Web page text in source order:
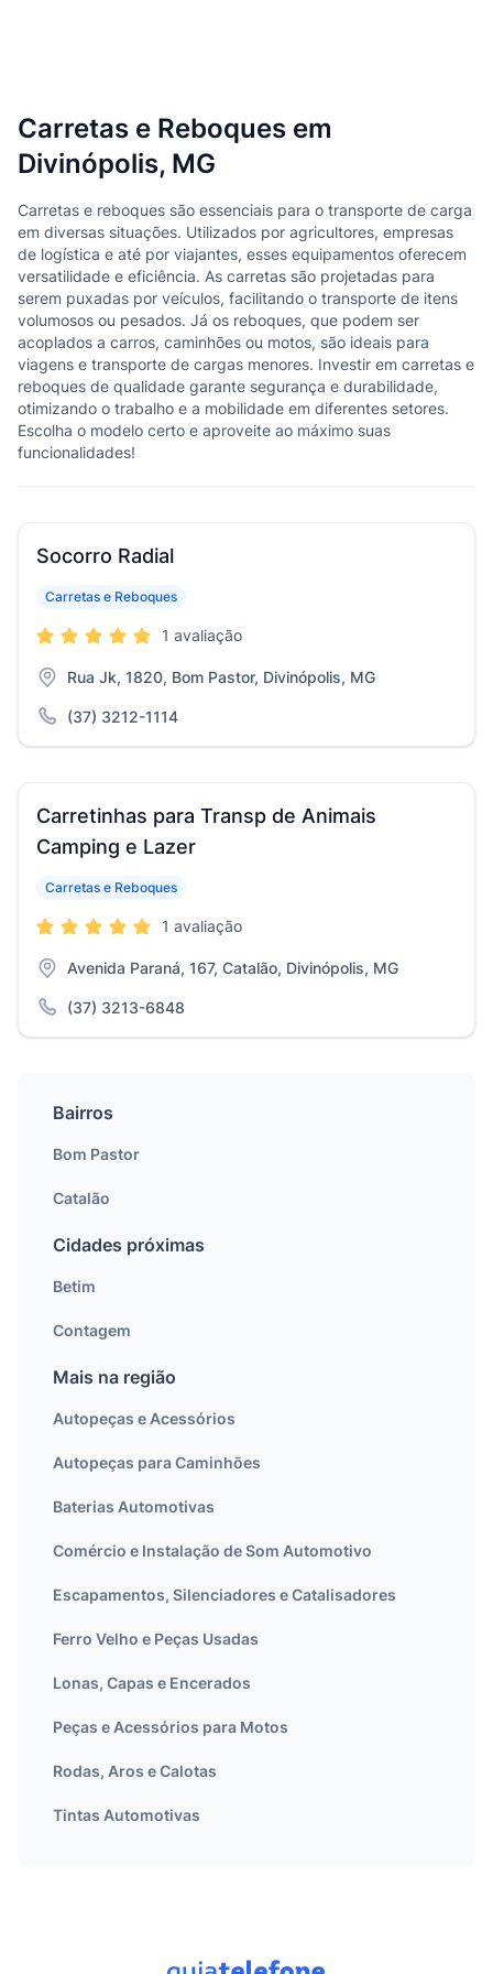
Carretas e Reboques em
Divinópolis, MG
Carretas e reboques são essenciais para o transporte de carga
em diversas situações. Utilizados por agricultores, empresas
de logística e até por viajantes, esses equipamentos oferecem
versatilidade e eficiência. As carretas são projetadas para
serem puxadas por veículos, facilitando o transporte de itens
volumosos ou pesados. Já os reboques, que podem ser
acoplados a carros, caminhões ou motos, são ideais para
viagens e transporte de cargas menores. Investir em carretas e
reboques de qualidade garante segurança e durabilidade,
otimizando o trabalho e a mobilidade em diferentes setores.
Escolha o modelo certo e aproveite ao máximo suas
funcionalidades!
Socorro Radial
Carretas e Reboques
1 avaliação
Rua Jk, 1820, Bom Pastor, Divinópolis, MG
(37) 3212-1114
Carretinhas para Transp de Animais
Camping e Lazer
Carretas e Reboques
1 avaliação
Avenida Paraná, 167, Catalão, Divinópolis, MG
(37) 3213-6848
Bairros
Bom Pastor
Catalão
Cidades próximas
Betim
Contagem
Mais na região
Autopeças e Acessórios
Autopeças para Caminhões
Baterias Automotivas
Comércio e Instalação de Som Automotivo
Escapamentos, Silenciadores e Catalisadores
Ferro Velho e Peças Usadas
Lonas, Capas e Encerados
Peças e Acessórios para Motos
Rodas, Aros e Calotas
Tintas Automotivas